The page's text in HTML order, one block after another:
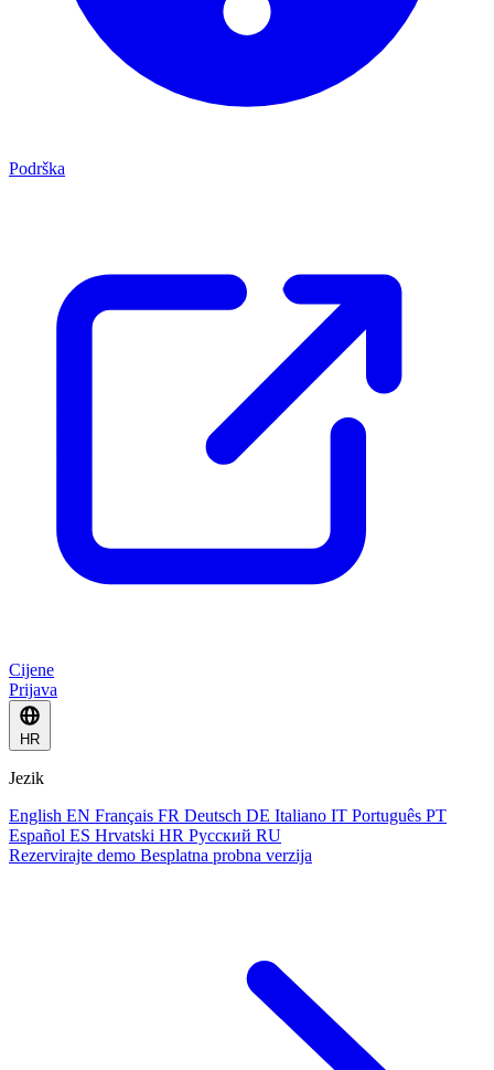
Podrška
Cijene
Prijava
HR
Jezik
English EN Français FR Deutsch DE Italiano IT Português PT
Español ES Hrvatski HR Русский RU
Rezervirajte demo Besplatna probna verzija